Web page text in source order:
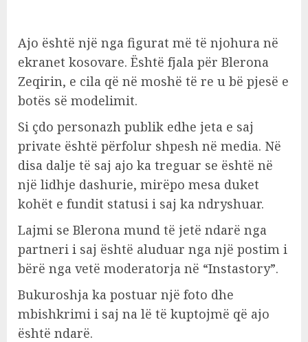
Ajo është një nga figurat më të njohura në
ekranet kosovare. Është fjala për Blerona
Zeqirin, e cila që në moshë të re u bë pjesë e
botës së modelimit.
Si çdo personazh publik edhe jeta e saj
private është përfolur shpesh në media. Në
disa dalje të saj ajo ka treguar se është në
një lidhje dashurie, mirëpo mesa duket
kohët e fundit statusi i saj ka ndryshuar.
Lajmi se Blerona mund të jetë ndarë nga
partneri i saj është aluduar nga një postim i
bërë nga vetë moderatorja në “Instastory”.
Bukuroshja ka postuar një foto dhe
mbishkrimi i saj na lë të kuptojmë që ajo
është ndarë.